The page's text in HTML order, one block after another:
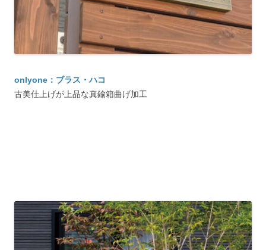
onlyone：ブラス・ハコ
古美仕上げが上品な真鍮箱曲げ加工